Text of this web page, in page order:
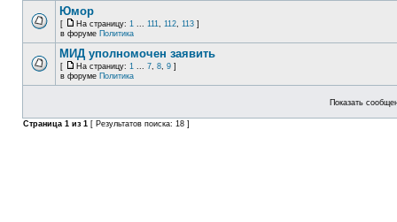
Юмор
[ На страницу: 1 ... 111, 112, 113 ]
в форуме Политика
МИД уполномочен заявить
[ На страницу: 1 ... 7, 8, 9 ]
в форуме Политика
Показать
Страница 1 из 1 [ Результатов поиска: 18 ]